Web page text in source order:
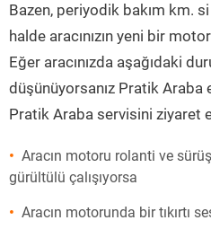
Bazen, periyodik bakım km.
halde aracınızın yeni bir
Eğer aracınızda aşağıdaki
düşünüyorsanız Pratik Araba
Pratik Araba servisini ziyaret
Aracın motoru rolanti ve
gürültülü çalışıyorsa
Aracın motorunda bir tıkırtı